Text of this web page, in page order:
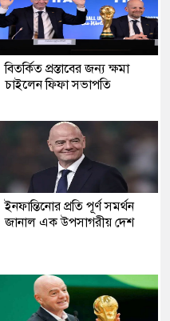
বিতর্কিত প্রস্তাবের জন্য ক্ষমা
চাইলেন ফিফা সভাপতি
ইনফান্তিনোর প্রতি পূর্ণ সমর্থন
জানাল এক উপসাগরীয় দেশ